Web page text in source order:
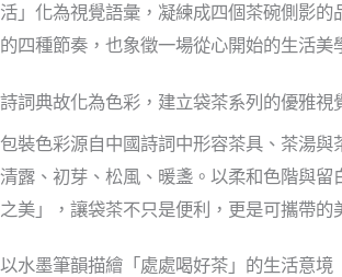
活」化為視覺語彙，凝練成四個茶碗側影的
的四種節奏，也象徵一場從心開始的生活美
詩詞典故化為色彩，建立袋茶系列的優雅視
包裝色彩源自中國詩詞中形容茶具、茶湯與
清露、初芽、松風、暖盞。以柔和色階與留
之美」，讓袋茶不只是便利，更是可攜帶的
以水墨筆韻描繪「處處喝好茶」的生活意境